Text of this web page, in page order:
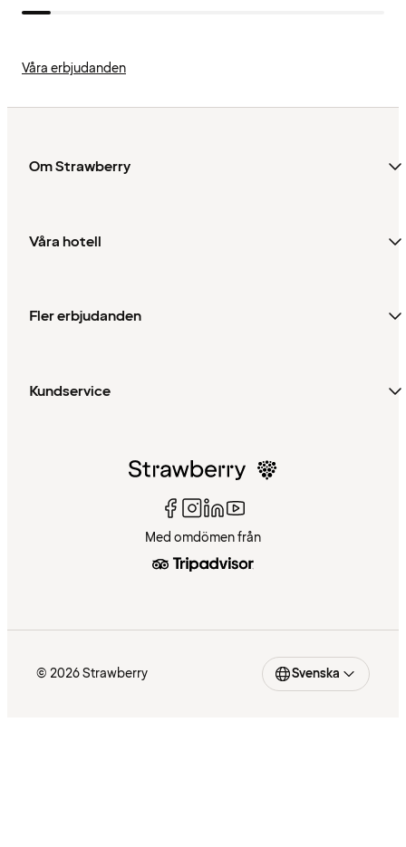
Våra erbjudanden
Om Strawberry
Våra hotell
Fler erbjudanden
Kundservice
Med omdömen från
© 2026 Strawberry Svenska